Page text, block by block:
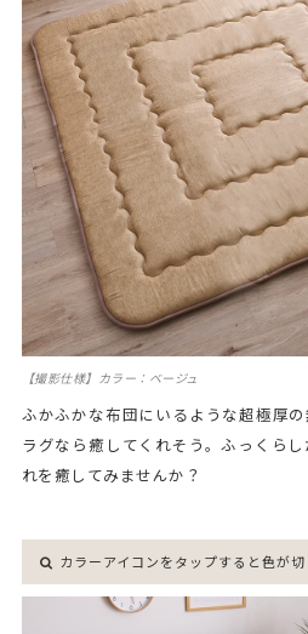
【撮影仕様】カラー：ベージュ
ふかふかな布団にいるような超極厚
ラグなら癒してくれそう。ふっくら
れを癒してみませんか？
カラーアイコンをタップすると色が切